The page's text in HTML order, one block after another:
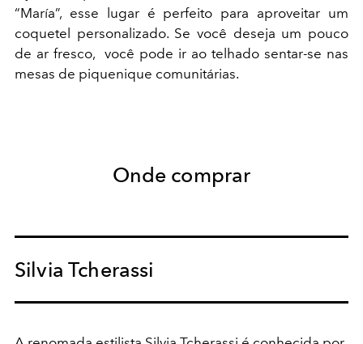
“María”, esse lugar é perfeito para aproveitar um
coquetel personalizado. Se você deseja um pouco
de ar fresco, você pode ir ao telhado sentar-se nas
mesas de piquenique comunitárias.
Onde comprar
Silvia Tcherassi